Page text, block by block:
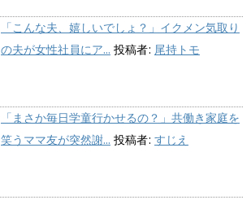
「こんな夫、嬉しいでしょ？」イクメン気取り
の夫が女性社員にア... 投稿者: 尾持トモ
「まさか毎日学童行かせるの？」共働き家庭を
笑うママ友が突然謝... 投稿者: すじえ